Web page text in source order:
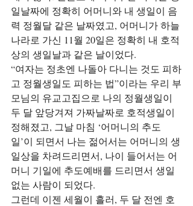
일날짜에 정확히 어머니와 내 생일이 음
력 정월달 같은 날짜였고, 어머니가 하늘
나라로 가신 11월 20일은 정확히 내 호적
상의 생일날과 같은 날이었다.
“여자는 정초엔 나돌아 다니는 것도 피하
고 정월생일도 피하는 법”이라는 우리 부
모님의 유교고집으로 나의 정월생일이
두 달 앞당겨져 가짜날짜로 호적생일이
정해졌고, 그날 마침 ‘어머니의 추도
일’이 되면서 나는 젊어서는 어머니의 생
일상을 차려드리면서, 나이 들어서는 어
머니 기일에 추도예배를 드리면서 생일
없는 사람이 되었다.
그런데 이젠 세월이 흘러, 두 달 전엔 호